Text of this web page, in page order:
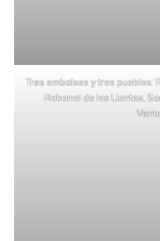
Tres embalses y tres pueblos:
Rabanal de las Llantas,